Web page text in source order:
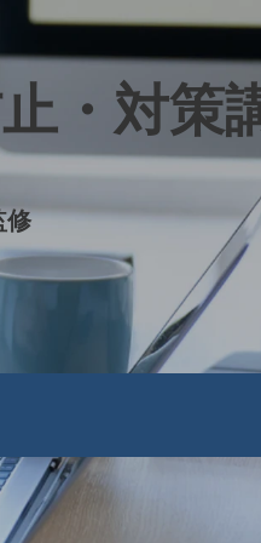
・対策
修